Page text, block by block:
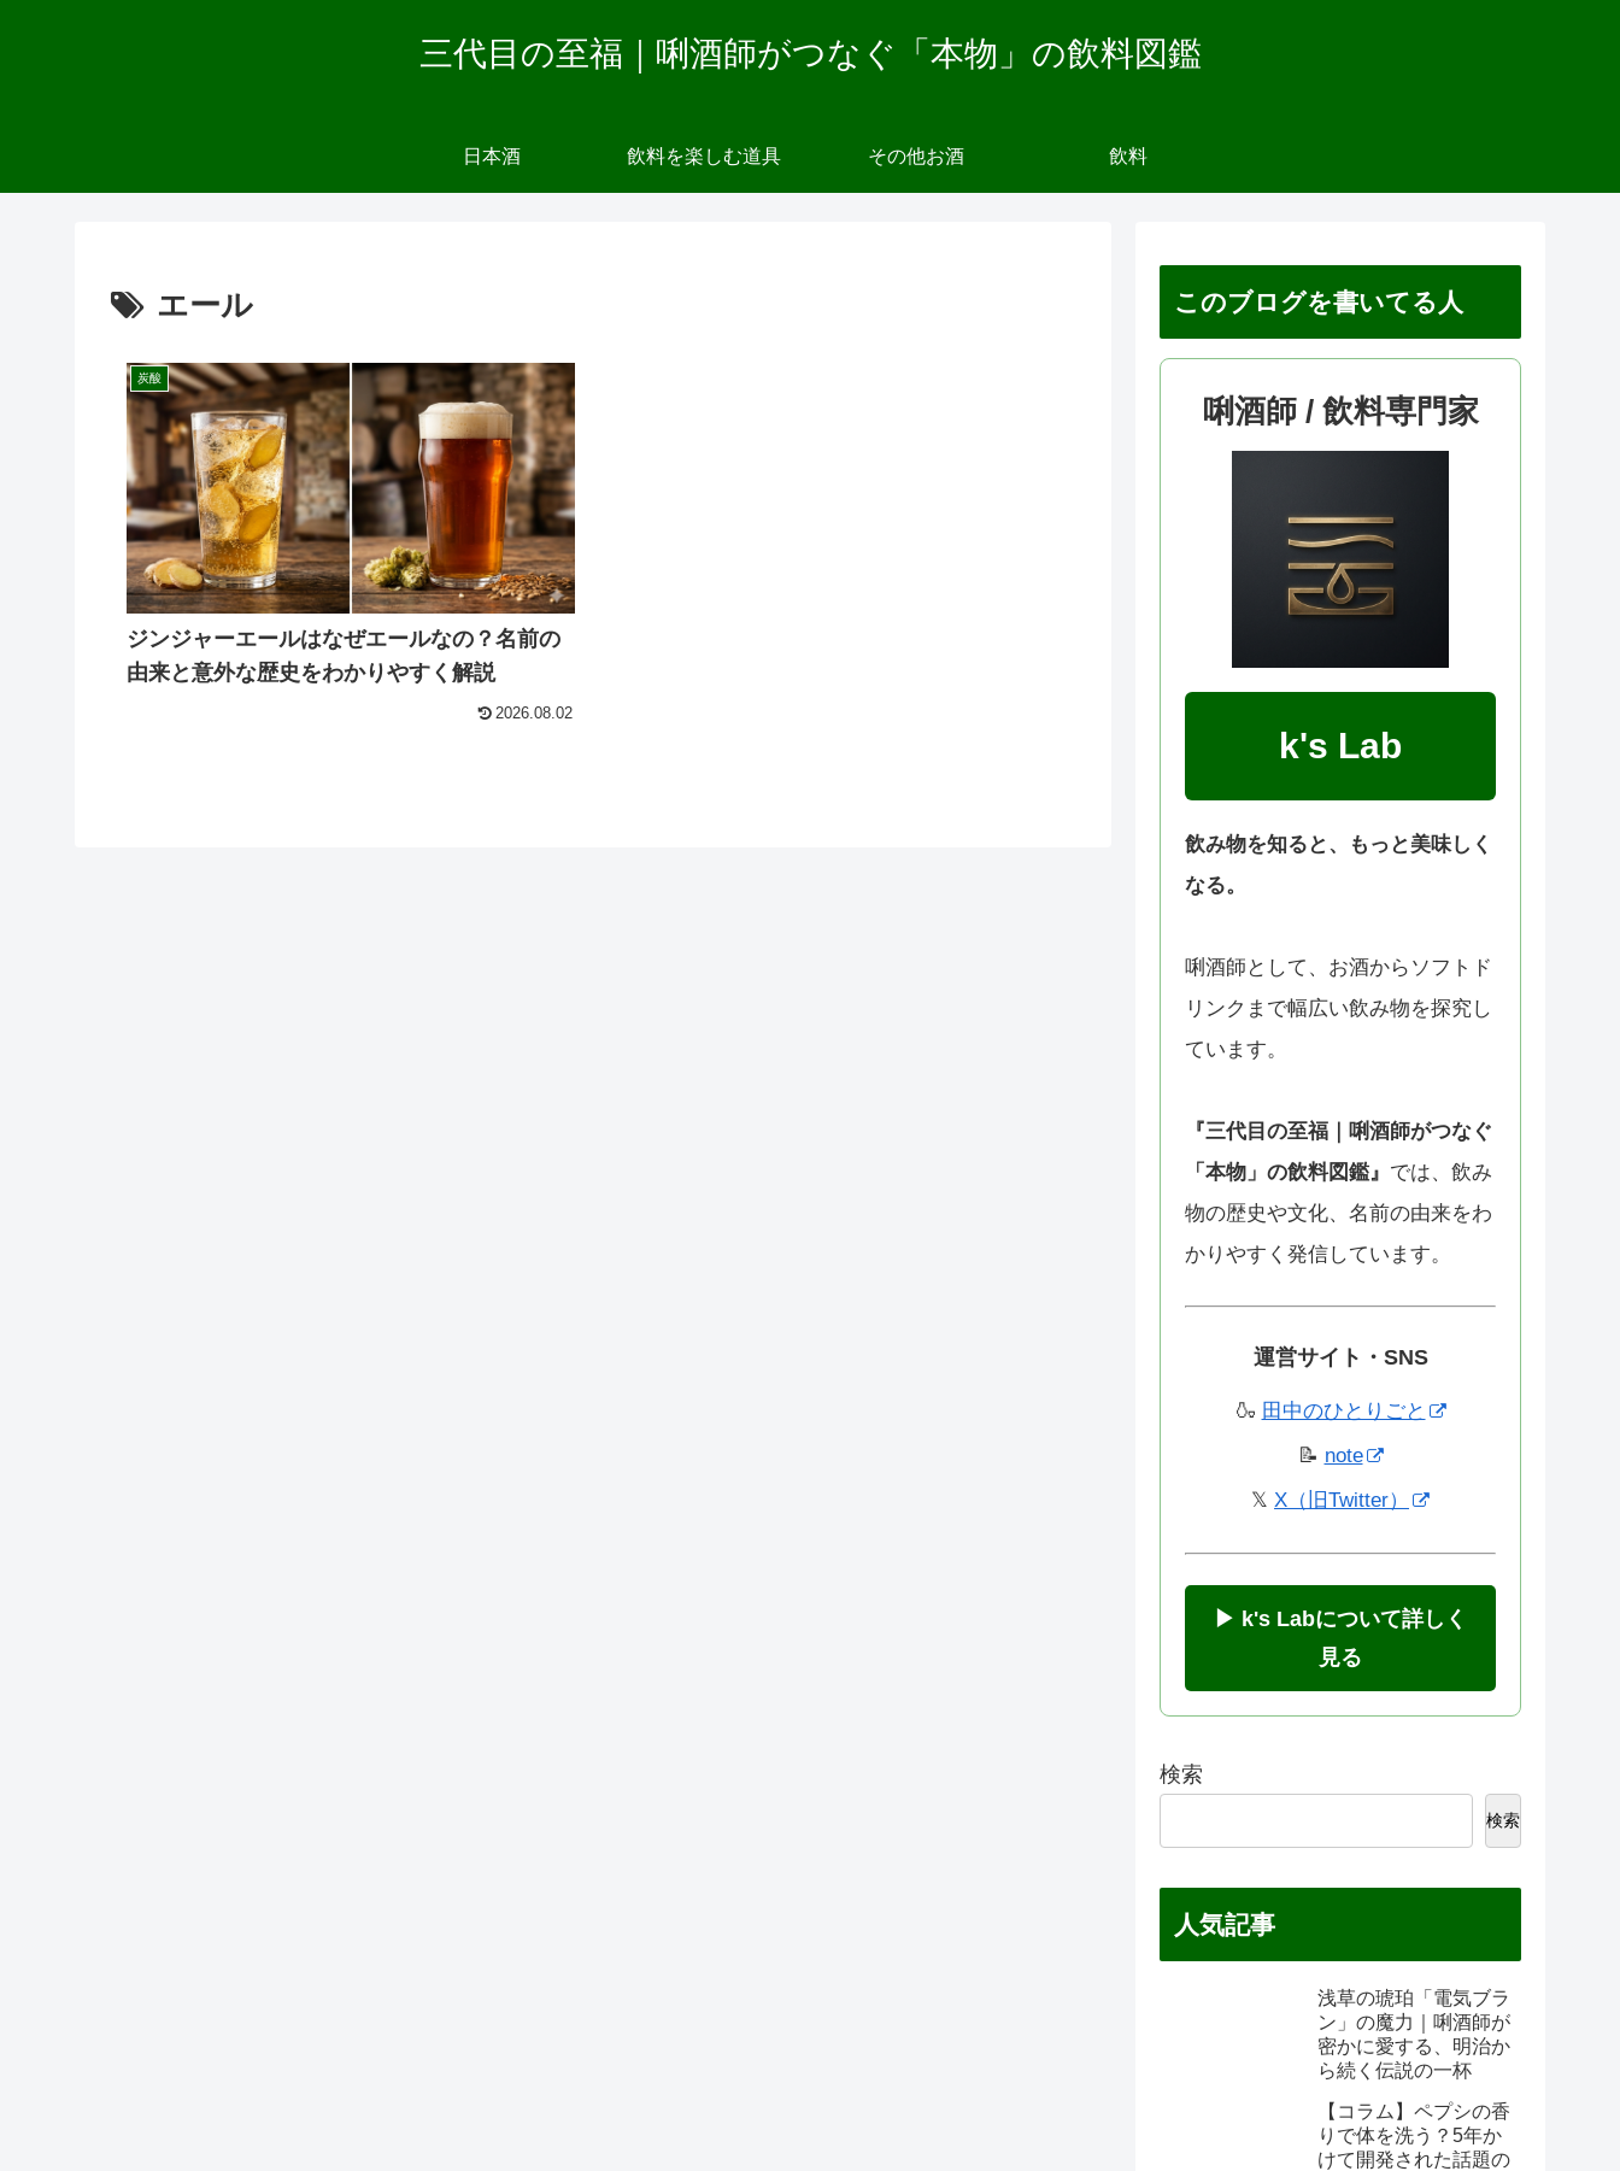
三代目の至福｜唎酒師がつなぐ「本物」の飲料図鑑
日本酒 飲料を楽しむ道具 その他お酒 飲料
エール
炭酸
ジンジャーエールはなぜエールなの？名前の
由来と意外な歴史をわかりやすく解説
2026.08.02
このブログを書いてる人
唎酒師 / 飲料専門家
k's Lab
飲み物を知ると、もっと美味しく
なる。
唎酒師として、お酒からソフトド
リンクまで幅広い飲み物を探究し
ています。
『三代目の至福｜唎酒師がつなぐ
「本物」の飲料図鑑』 では、飲み
物の歴史や文化、名前の由来をわ
かりやすく発信しています。
運営サイト・SNS
🍶 田中のひとりごと
📝 note
𝕏 X（旧Twitter）
▶ k's Labについて詳しく
見る
検索
検索
人気記事
浅草の琥珀「電気ブラ
ン」の魔力｜唎酒師が
密かに愛する、明治か
ら続く伝説の一杯
【コラム】ペプシの香
りで体を洗う？5年か
けて開発された話題の